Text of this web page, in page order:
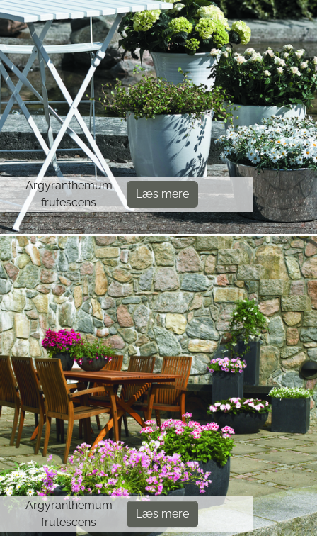
Argyranthemum
frutescens
Læs mere
Argyranthemum
frutescens
Læs mere